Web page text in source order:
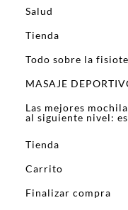
Salud
Tienda
Todo sobre la
MASAJE
Las mejores
al siguiente nivel:
Tienda
Carrito
Finalizar compra